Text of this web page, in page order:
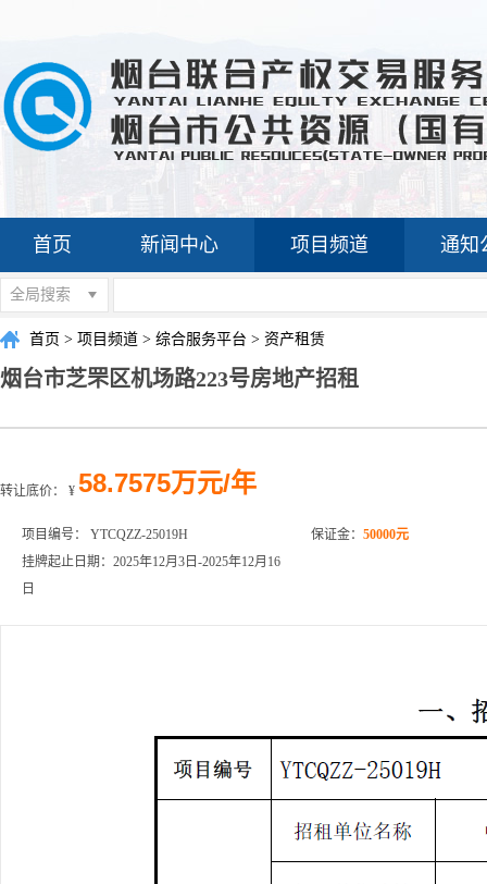
首页 新闻中心 项目频道 通知
全局搜索
首页 > 项目频道 > 综合服务平台 > 资产租赁
烟台市芝罘区机场路223号房地产招租
转让底价： ¥ 58.7575万元/年
项目编号： YTCQZZ-25019H 保证金： 50000元
挂牌起止日期：2025年12月3日-2025年12月16
日